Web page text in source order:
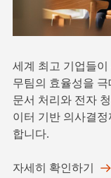
세계 최고 기업들
무팀의 효율성을 극
문서 처리와 전자
이터 기반 의사결
합니다.
자세히 확인하기